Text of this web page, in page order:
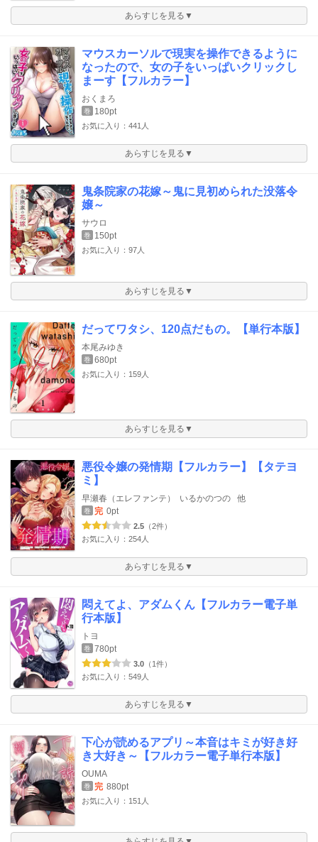
あらすじを見る▼
マウスカーソルで現実を操作できるように
なったので、女の子をいっぱいクリックし
まーす【フルカラー】
おくまろ
巻 180pt
お気に入り：441人
あらすじを見る▼
鬼条院家の花嫁～鬼に見初められた没落令
嬢～
サウロ
巻 150pt
お気に入り：97人
あらすじを見る▼
だってワタシ、120点だもの。【単行本版】
本尾みゆき
巻 680pt
お気に入り：159人
あらすじを見る▼
悪役令嬢の発情期【フルカラー】【タテヨ
ミ】
早瀬春（エレファンテ） いるかのつの 他
巻 完 0pt
2.5 （2件）
お気に入り：254人
あらすじを見る▼
悶えてよ、アダムくん【フルカラー電子単
行本版】
トヨ
巻 780pt
3.0 （1件）
お気に入り：549人
あらすじを見る▼
下心が読めるアプリ～本音はキミが好き好
き大好き～【フルカラー電子単行本版】
OUMA
巻 完 880pt
お気に入り：151人